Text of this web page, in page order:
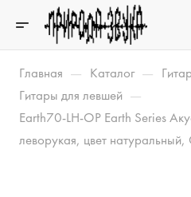
Главная — Каталог —
Гитары для левшей —
Earth70-LH-OP Earth Series
леворукая, цвет натуральный,